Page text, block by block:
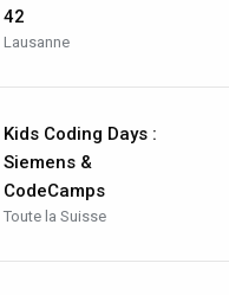
42
Lausanne
Kids Coding Days :
Siemens &
CodeCamps
Toute la Suisse